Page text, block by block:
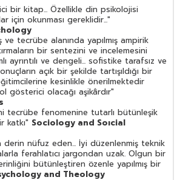
bir kitap... Özellikle din psikolojisi
için okunması gereklidir..."
ve tecrübe alanında yapılmış ampirik
bir sentezini ve incelemesini
ayrıntılı ve dengeli... sofistike tarafsız ve
açık bir şekilde tartışıldığı bir
kesinlikle önerilmektedir
gösterici olacağı aşikârdır"
tecrübe fenomenine tutarlı bütünleşik
katkı" Sociology and Soıcial
derin nüfuz eden... İyi düzenlenmiş teknik
ferahlatıcı jargondan uzak. Olgun bir
bütünleştiren özenle yapılmış bir
and Theology